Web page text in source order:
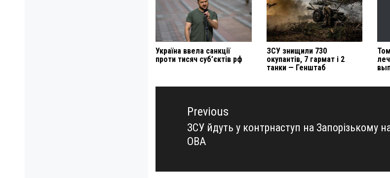
Україна ввела санкції
проти тисяч суб’єктів рф
ЗСУ знищили 730
окупантів, 7 гармат і 2
танки — Генштаб
Навигация
записямPrevious
Previous
post:
ЗСУ йдуть у контрнаступ на Запорізькому
ОВА